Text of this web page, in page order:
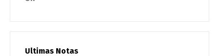
Ultimas Notas